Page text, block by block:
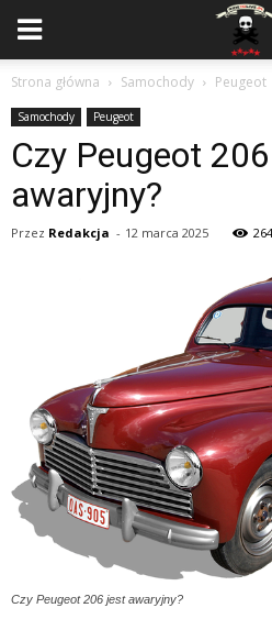
Strona główna Samochody Peugeot
Samochody Peugeot
Czy Peugeot
awaryjny?
Przez Redakcja - 12 marca 2025 264
Czy Peugeot 206 jest awaryjny?